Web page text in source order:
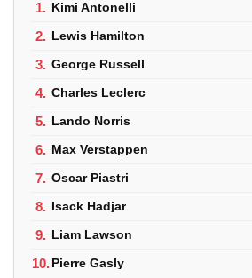
1. Kimi Antonelli
2. Lewis Hamilton
3. George Russell
4. Charles Leclerc
5. Lando Norris
6. Max Verstappen
7. Oscar Piastri
8. Isack Hadjar
9. Liam Lawson
10.Pierre Gasly